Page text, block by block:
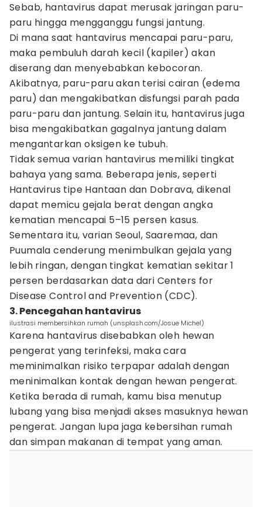
Sebab, hantavirus dapat merusak jaringan paru-
paru hingga mengganggu fungsi jantung.
Di mana saat hantavirus mencapai paru-paru,
maka pembuluh darah kecil (kapiler) akan
diserang dan menyebabkan kebocoran.
Akibatnya, paru-paru akan terisi cairan (edema
paru) dan mengakibatkan disfungsi parah pada
paru-paru dan jantung. Selain itu, hantavirus juga
bisa mengakibatkan gagalnya jantung dalam
mengantarkan oksigen ke tubuh.
Tidak semua varian hantavirus memiliki tingkat
bahaya yang sama. Beberapa jenis, seperti
Hantavirus tipe Hantaan dan Dobrava, dikenal
dapat memicu gejala berat dengan angka
kematian mencapai 5–15 persen kasus.
Sementara itu, varian Seoul, Saaremaa, dan
Puumala cenderung menimbulkan gejala yang
lebih ringan, dengan tingkat kematian sekitar 1
persen berdasarkan data dari Centers for
Disease Control and Prevention (CDC).
3. Pencegahan hantavirus
ilustrasi membersihkan rumah (unsplash.com/Josue Michel)
Karena hantavirus disebabkan oleh hewan
pengerat yang terinfeksi, maka cara
meminimalkan risiko terpapar adalah dengan
meninimalkan kontak dengan hewan pengerat.
Ketika berada di rumah, kamu bisa menutup
lubang yang bisa menjadi akses masuknya hewan
pengerat. Jangan lupa jaga kebersihan rumah
dan simpan makanan di tempat yang aman.